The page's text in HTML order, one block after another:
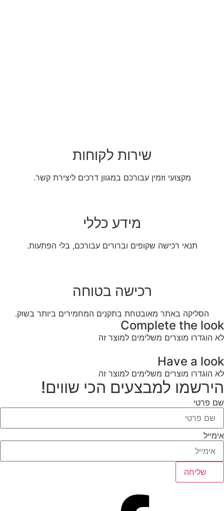
שירות לקוחות
מקצועי וזמין עבורכם במגוון דרכים ליצירת קשר.
מידע כללי
תנאי רכישה שקופים וברורים עבורכם, בלי הפתעות.
רכישה בטוחה
הסליקה באתר מאובטחת בתקנים המחמירים ביותר בשוק.
Complete the look
לא הוגדרו מוצרים משלימים למוצר זה
Have a look
לא הוגדרו מוצרים משלימים למוצר זה
הירשמו למבצעים הכי שווים!
שם פרטי
אימייל
שליחה